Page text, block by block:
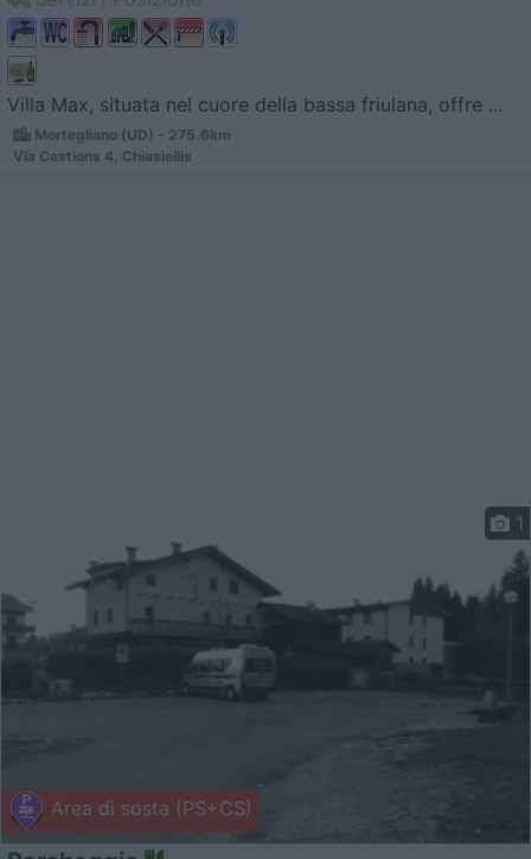
Villa Max, situata nel cuore della bassa friulana, offre ...
Mortegliano (UD) - 275.6km
Via Castions 4, Chiasiellis
Area di sosta (PS+CS)
1